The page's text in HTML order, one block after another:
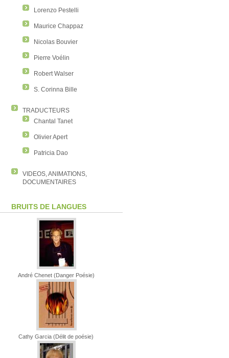
Lorenzo Pestelli
Maurice Chappaz
Nicolas Bouvier
Pierre Voélin
Robert Walser
S. Corinna Bille
TRADUCTEURS
Chantal Tanet
Olivier Apert
Patricia Dao
VIDEOS, ANIMATIONS,
DOCUMENTAIRES
BRUITS DE LANGUES
André Chenet (Danger Poésie)
Cathy Garcia (Délit de poésie)